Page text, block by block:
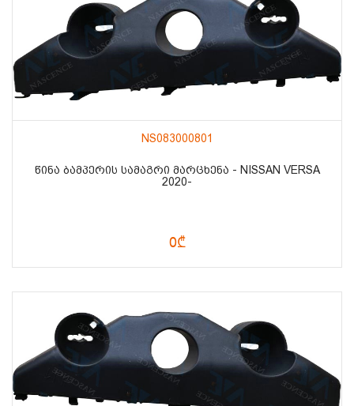
NS083000801
ᲬᲘᲜᲐ ᲑᲐᲛᲞᲔᲠᲘᲡ ᲡᲐᲛᲐᲒᲠᲘ ᲛᲐᲠᲪᲮᲔᲜᲐ - NISSAN VERSA
2020-
0₾